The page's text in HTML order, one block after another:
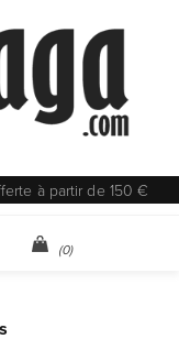
à partir de 150 €
(0)